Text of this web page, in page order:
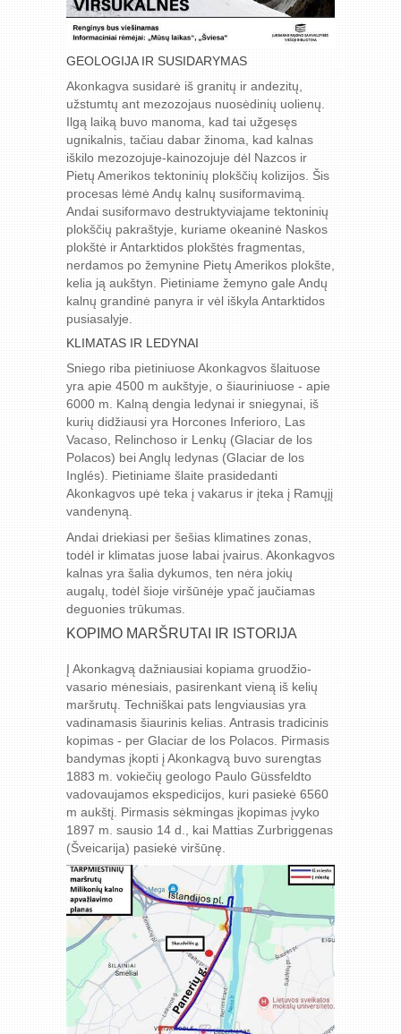
GEOLOGIJA IR SUSIDARYMAS
Akonkagva susidarė iš granitų ir andezitų,
užstumtų ant mezozojaus nuosėdinių uolienų.
Ilgą laiką buvo manoma, kad tai užgesęs
ugnikalnis, tačiau dabar žinoma, kad kalnas
iškilo mezozojuje-kainozojuje dėl Nazcos ir
Pietų Amerikos tektoninių plokščių kolizijos. Šis
procesas lėmė Andų kalnų susiformavimą.
Andai susiformavo destruktyviajame tektoninių
plokščių pakraštyje, kuriame okeaninė Naskos
plokštė ir Antarktidos plokštės fragmentas,
nerdamos po žemynine Pietų Amerikos plokšte,
kelia ją aukštyn. Pietiniame žemyno gale Andų
kalnų grandinė panyra ir vėl iškyla Antarktidos
pusiasalyje.
KLIMATAS IR LEDYNAI
Sniego riba pietiniuose Akonkagvos šlaituose
yra apie 4500 m aukštyje, o šiauriniuose - apie
6000 m. Kalną dengia ledynai ir sniegynai, iš
kurių didžiausi yra Horcones Inferioro, Las
Vacaso, Relinchoso ir Lenkų (Glaciar de los
Polacos) bei Anglų ledynas (Glaciar de los
Inglés). Pietiniame šlaite prasidedanti
Akonkagvos upė teka į vakarus ir įteka į Ramųjį
vandenyną.
Andai driekiasi per šešias klimatines zonas,
todėl ir klimatas juose labai įvairus. Akonkagvos
kalnas yra šalia dykumos, ten nėra jokių
augalų, todėl šioje viršūnėje ypač jaučiamas
deguonies trūkumas.
KOPIMO MARŠRUTAI IR ISTORIJA
Į Akonkagvą dažniausiai kopiama gruodžio-
vasario mėnesiais, pasirenkant vieną iš kelių
maršrutų. Techniškai pats lengviausias yra
vadinamasis šiaurinis kelias. Antrasis tradicinis
kopimas - per Glaciar de los Polacos. Pirmasis
bandymas įkopti į Akonkagvą buvo surengtas
1883 m. vokiečių geologo Paulo Güssfeldto
vadovaujamos ekspedicijos, kuri pasiekė 6560
m aukštį. Pirmasis sėkmingas įkopimas įvyko
1897 m. sausio 14 d., kai Mattias Zurbriggenas
(Šveicarija) pasiekė viršūnę.